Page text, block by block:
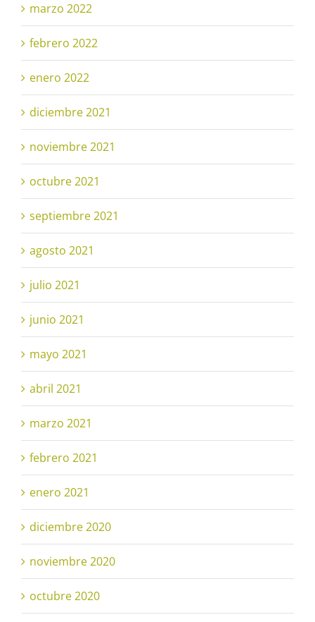
marzo 2022
febrero 2022
enero 2022
diciembre 2021
noviembre 2021
octubre 2021
septiembre 2021
agosto 2021
julio 2021
junio 2021
mayo 2021
abril 2021
marzo 2021
febrero 2021
enero 2021
diciembre 2020
noviembre 2020
octubre 2020